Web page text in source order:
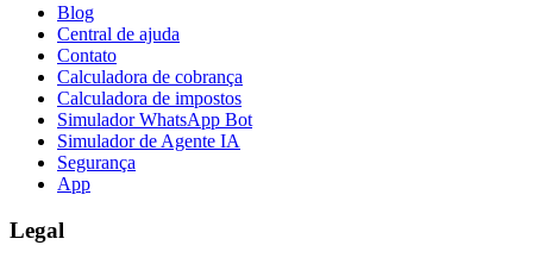
Blog
Central de ajuda
Contato
Calculadora de cobrança
Calculadora de impostos
Simulador WhatsApp Bot
Simulador de Agente IA
Segurança
App
Legal